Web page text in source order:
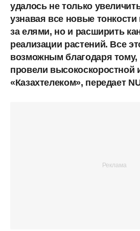
удалось не только
узнавая все новые
за елями, но и расширить
реализации растений. Все
возможным благодаря тому,
провели высокоскоростной
«Казахтелеком», передает